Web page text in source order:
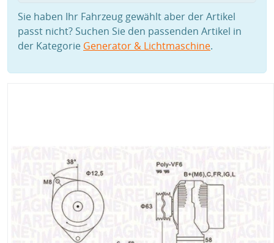
Sie haben Ihr Fahrzeug gewählt aber der Artikel
passt nicht? Suchen Sie den passenden Artikel in
der Kategorie Generator & Lichtmaschine.